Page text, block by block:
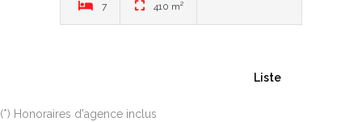
7 410 m²
Liste
(*) Honoraires d'agence inclus